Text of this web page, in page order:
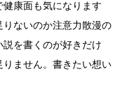
康面も気になります
りないのか注意力散漫の
を書くのが好きだけ
ません。書きたい想い